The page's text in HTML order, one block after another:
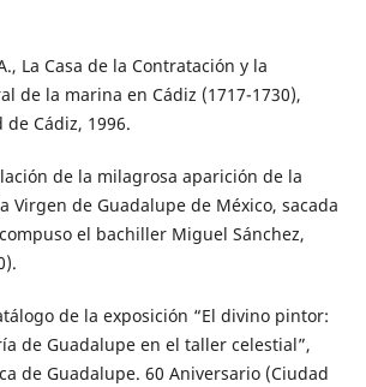
La Casa de la Contratación y la
de la marina en Cádiz (1717-1730),
Cádiz, 1996.
de la milagrosa aparición de la
Virgen de Guadalupe de México, sacada
el bachiller Miguel Sánchez,
de la exposición “El divino pintor:
de Guadalupe en el taller celestial”,
de Guadalupe. 60 Aniversario (Ciudad